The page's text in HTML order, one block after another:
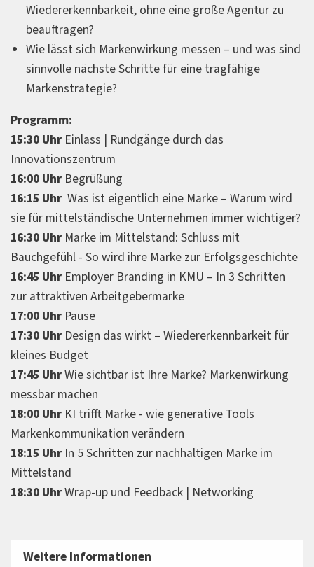
Wiedererkennbarkeit, ohne eine große Agentur zu
beauftragen?
Wie lässt sich Markenwirkung messen – und was sind
sinnvolle nächste Schritte für eine tragfähige
Markenstrategie?
Programm:
15:30 Uhr Einlass | Rundgänge durch das
Innovationszentrum
16:00 Uhr Begrüßung
16:15 Uhr Was ist eigentlich eine Marke – Warum wird
sie für mittelständische Unternehmen immer wichtiger?
16:30 Uhr Marke im Mittelstand: Schluss mit
Bauchgefühl - So wird ihre Marke zur Erfolgsgeschichte
16:45 Uhr Employer Branding in KMU – In 3 Schritten
zur attraktiven Arbeitgebermarke
17:00 Uhr Pause
17:30 Uhr Design das wirkt – Wiedererkennbarkeit für
kleines Budget
17:45 UhrWie sichtbar ist Ihre Marke? Markenwirkung
messbar machen
18:00 Uhr KI trifft Marke - wie generative Tools
Markenkommunikation verändern
18:15 Uhr In 5 Schritten zur nachhaltigen Marke im
Mittelstand
18:30 UhrWrap-up und Feedback | Networking
Weitere Informationen